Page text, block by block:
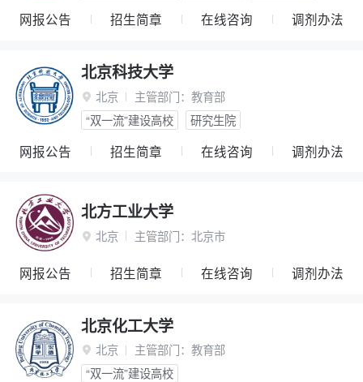
网报公告 招生简章 在线咨询 调剂办法
北京科技大学
 北京 主管部门： 教育部
“双一流”建设高校
研究生院
网报公告 招生简章 在线咨询 调剂办法
北方工业大学
 北京 主管部门： 北京市
网报公告 招生简章 在线咨询 调剂办法
北京化工大学
 北京 主管部门： 教育部
“双一流”建设高校